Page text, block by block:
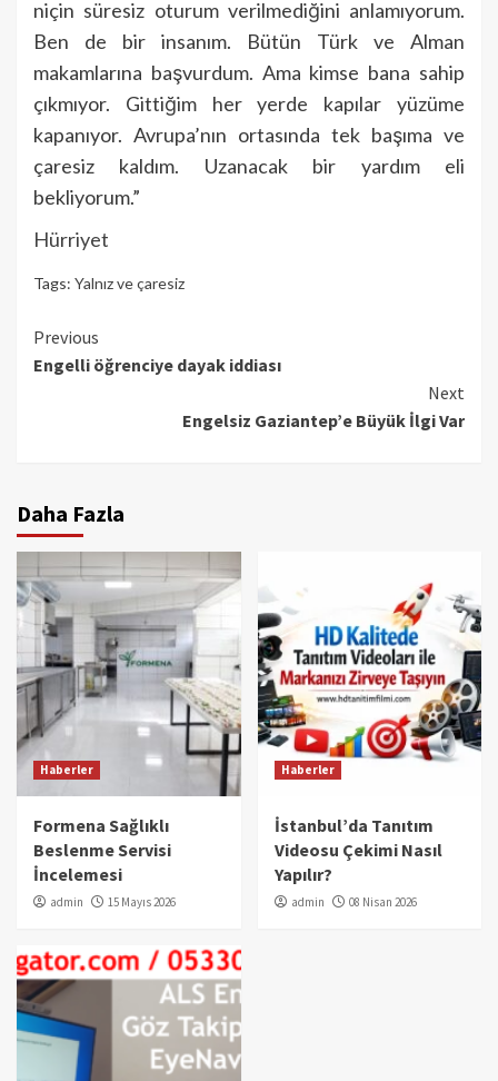
niçin süresiz oturum verilmediğini anlamıyorum.
Ben de bir insanım. Bütün Türk ve Alman
makamlarına başvurdum. Ama kimse bana sahip
çıkmıyor. Gittiğim her yerde kapılar yüzüme
kapanıyor. Avrupa’nın ortasında tek başıma ve
çaresiz kaldım. Uzanacak bir yardım eli
bekliyorum.”
Hürriyet
Tags: Yalnız ve çaresiz
Continue
Reading
Previous
Engelli öğrenciye dayak iddiası
Next
Engelsiz Gaziantep’e Büyük İlgi Var
Daha Fazla
Haberler
Formena Sağlıklı
Beslenme Servisi
İncelemesi
admin 15 Mayıs 2026
Haberler
İstanbul’da Tanıtım
Videosu Çekimi Nasıl
Yapılır?
admin 08 Nisan 2026